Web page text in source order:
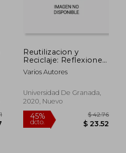
Reutilizacion y
Reciclaje: Reflexiones
Desde la Arqueologia
Varios Autores
Universidad De Granada,
2020, Nuevo